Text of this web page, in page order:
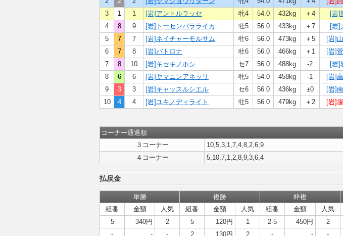
3
1 1 [岩]アントルラッセ 牝4 54.0 432kg ＋4 [岩]
4
8 9 [岩]トーセンバラライカ 牡5 56.0 433kg ＋7 [岩]
5
7 7 [岩]ネイチャーモルサム 牡6 56.0 473kg ＋5 [岩]
6
7 8 [岩]パトロナ 牡6 56.0 466kg ＋1 [岩]
7
8 10 [岩]キセキノホシ セ7 56.0 488kg -2 [岩]
8
6 6 [岩]ヤマニンアネッリ 牝5 54.0 458kg -1 [岩]
9
3 3 [岩]キャッスルシエル セ6 56.0 436kg ±0 [岩]
10
4 4 [岩]ユキノディライト 牡5 56.0 479kg ＋2 [岩]
コーナー通過順
３コーナー
10,5,3,1,7,4,8,2,6,9
４コーナー
5,10,7,1,2,8,9,3,6,4
払戻金
単勝 複勝 枠複
組番
金額 人気 組番 金額 人気 組番 金額 人気
5
340円 2 5 120円 1 2-5 450円 2
-
- - 2 130円 2 - - -